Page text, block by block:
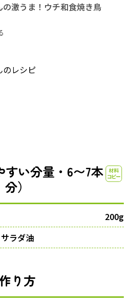
激うま！ウチ和食焼き鳥
のレシピ
い分量・6〜7本
分）
200g
ラダ油
り方